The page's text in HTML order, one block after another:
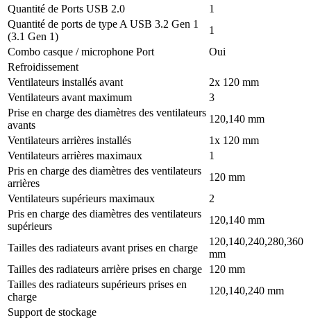
Quantité de Ports USB 2.0
1
Quantité de ports de type A USB 3.2 Gen 1
(3.1 Gen 1)
1
Combo casque / microphone Port
Oui
Refroidissement
Ventilateurs installés avant
2x 120 mm
Ventilateurs avant maximum
3
Prise en charge des diamètres des ventilateurs
avants
120,140 mm
Ventilateurs arrières installés
1x 120 mm
Ventilateurs arrières maximaux
1
Pris en charge des diamètres des ventilateurs
arrières
120 mm
Ventilateurs supérieurs maximaux
2
Pris en charge des diamètres des ventilateurs
supérieurs
120,140 mm
Tailles des radiateurs avant prises en charge
120,140,240,280,360
mm
Tailles des radiateurs arrière prises en charge
120 mm
Tailles des radiateurs supérieurs prises en
charge
120,140,240 mm
Support de stockage